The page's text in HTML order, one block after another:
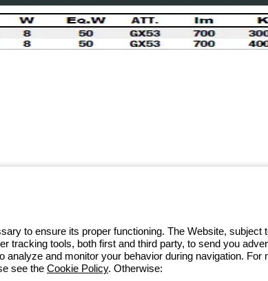
the GEWISS LightZone ecosystem, where
GEWISS
to ensure its proper functioning. The Website,
tracking tools, both first and third party, to send you
analyze and monitor your behavior during navigation.
see the Cookie Policy. Otherwise: